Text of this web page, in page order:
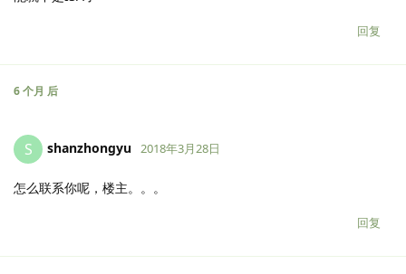
回复
6 个月 后
S shanzhongyu 2018年3月28日
怎么联系你呢，楼主。。。
回复